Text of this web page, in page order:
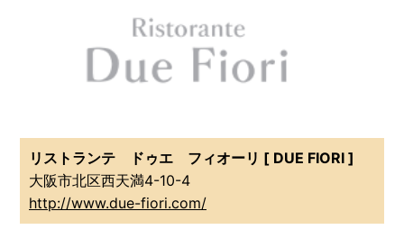
リストランテ ドゥエ フィオーリ [ DUE FIORI ]
大阪市北区西天満4-10-4
http://www.due-fiori.com/